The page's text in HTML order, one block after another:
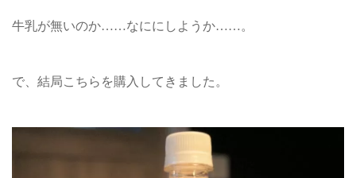
牛乳が無いのか……なににしようか……。
で、結局こちらを購入してきました。